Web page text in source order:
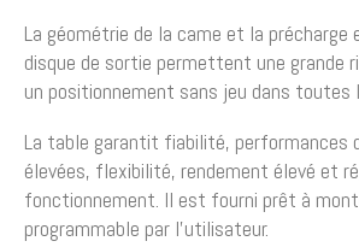
La géométrie de la came et la
disque de sortie permettent une grande
un positionnement sans jeu dans toutes
La table garantit fiabilité, performances
élevées, flexibilité, rendement élevé et
fonctionnement. Il est fourni prêt à
programmable par l’utilisateur.